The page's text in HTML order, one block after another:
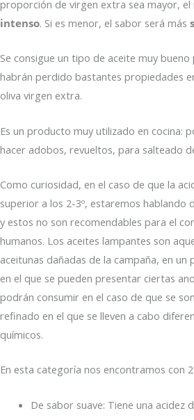
proporción de virgen extra sea mayor, el
intenso. Si es menor, el sabor será más
Se consigue un tipo de aceite muy bueno
habrán perdido bastantes propiedades
oliva virgen extra.
Es un producto muy utilizado en cocina:
hacer adobos, revueltos, para salteado
Como curiosidad, en el caso de que la
superior a los 2-3º, estaremos hablando
y estos no son recomendables para el
humanos. Los aceites lampantes son
aceitunas dañadas de la campaña, en un
en el que se pueden presentar ciertas
podrán consumir en el caso de que se
refinado en el que se lleven a cabo
químicos.
En esta categoría nos encontramos con
De sabor suave: Tiene una acidez